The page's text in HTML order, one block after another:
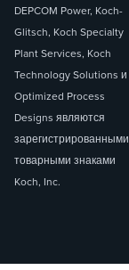
DEPCOM Power, Koch-
Glitsch, Koch Specialty
Plant Services, Koch
Technology Solutions и
Optimized Process
Designs являются
зарегистрированными
товарными знаками
Koch, Inc.